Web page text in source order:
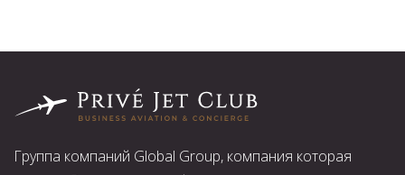
Группа компаний Global Group, компания которая